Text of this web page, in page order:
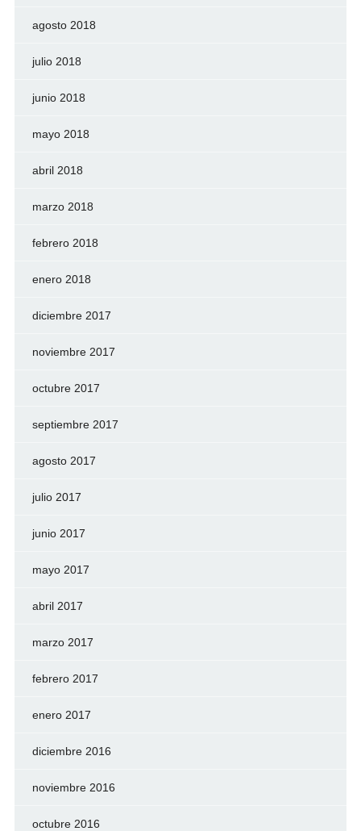
agosto 2018
julio 2018
junio 2018
mayo 2018
abril 2018
marzo 2018
febrero 2018
enero 2018
diciembre 2017
noviembre 2017
octubre 2017
septiembre 2017
agosto 2017
julio 2017
junio 2017
mayo 2017
abril 2017
marzo 2017
febrero 2017
enero 2017
diciembre 2016
noviembre 2016
octubre 2016